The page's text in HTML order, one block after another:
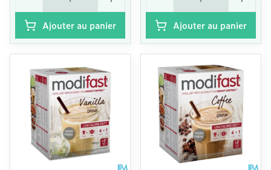
Ajouter au panier Ajouter au panier